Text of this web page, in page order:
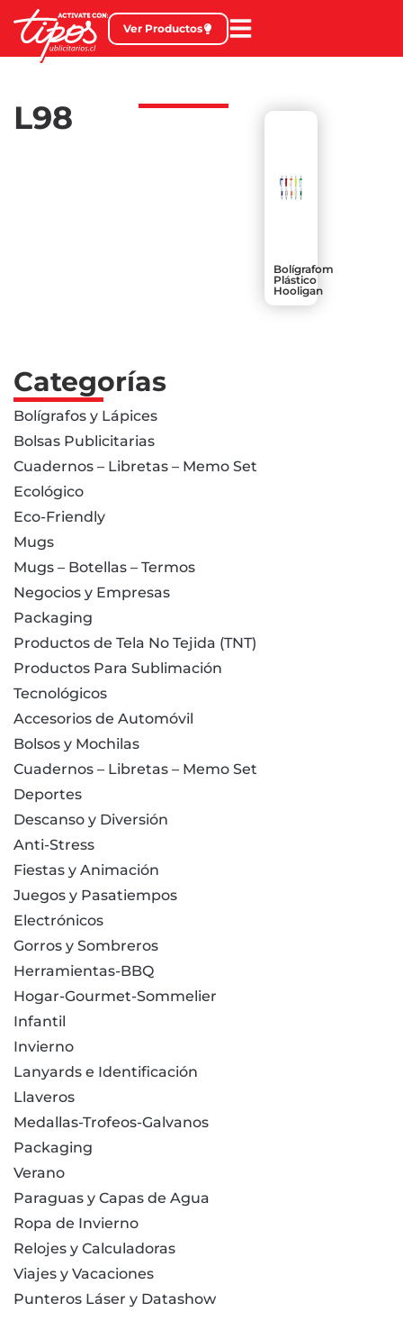
Ver Productos
L98
Bolígrafom
Plástico
Hooligan
Categorías
Bolígrafos y Lápices
Bolsas Publicitarias
Cuadernos – Libretas – Memo Set
Ecológico
Eco-Friendly
Mugs
Mugs – Botellas – Termos
Negocios y Empresas
Packaging
Productos de Tela No Tejida (TNT)
Productos Para Sublimación
Tecnológicos
Accesorios de Automóvil
Bolsos y Mochilas
Cuadernos – Libretas – Memo Set
Deportes
Descanso y Diversión
Anti-Stress
Fiestas y Animación
Juegos y Pasatiempos
Electrónicos
Gorros y Sombreros
Herramientas-BBQ
Hogar-Gourmet-Sommelier
Infantil
Invierno
Lanyards e Identificación
Llaveros
Medallas-Trofeos-Galvanos
Packaging
Verano
Paraguas y Capas de Agua
Ropa de Invierno
Relojes y Calculadoras
Viajes y Vacaciones
Punteros Láser y Datashow